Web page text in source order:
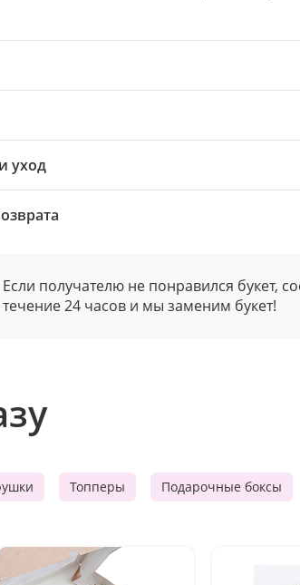
уход
Если получателю не понравился букет,
течение 24 часов и мы заменим букет!
Топперы Подарочные боксы